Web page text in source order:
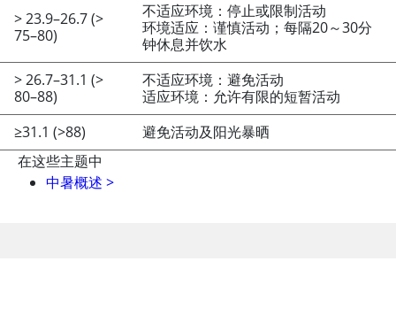
> 23.9–26.7 (>
75–80)
不适应环境：停止或限制活动
环境适应：谨慎活动；每隔20～30分
钟休息并饮水
> 26.7–31.1 (>
80–88)
不适应环境：避免活动
适应环境：允许有限的短暂活动
≥31.1 (>88)
避免活动及阳光暴晒
在这些主题中
中暑概述 >